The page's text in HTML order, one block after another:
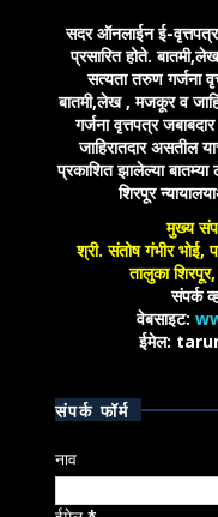
सदर ऑनलाईन ई-वृत्तपत्र
प्रसारित होते.
सत्यता तरुण गर्जना
बातमी,लेख , मजकूर व
गर्जना वृत्तपत्र
जाहिरातदार असतील
प्रकाशित झालेल्या
शिरपूर
मुख्य
श्री. संतोष गंभीर भोई,
तालुका
संपर्क
वेबसाइट:
ईमेल:
संपर्क फॉर्म
नाव